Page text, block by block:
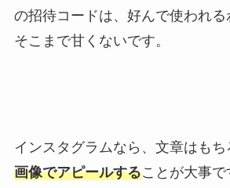
の招待コードは、好んで使われる
そこまで甘くないです。
インスタグラムなら、文章はもち
画像でアピールすることが大事で